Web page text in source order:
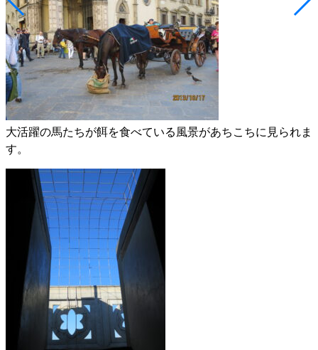
大活躍の馬たちが餌を食べている風景があちこちに見られま
す。